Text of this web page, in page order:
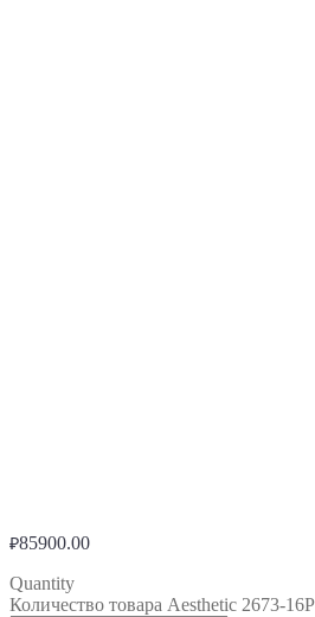
₽85900.00
Quantity
Количество товара Aesthetic 2673-16P